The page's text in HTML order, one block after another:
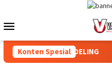
konten
Mobile
Konten Spesial
DAN AFDELING